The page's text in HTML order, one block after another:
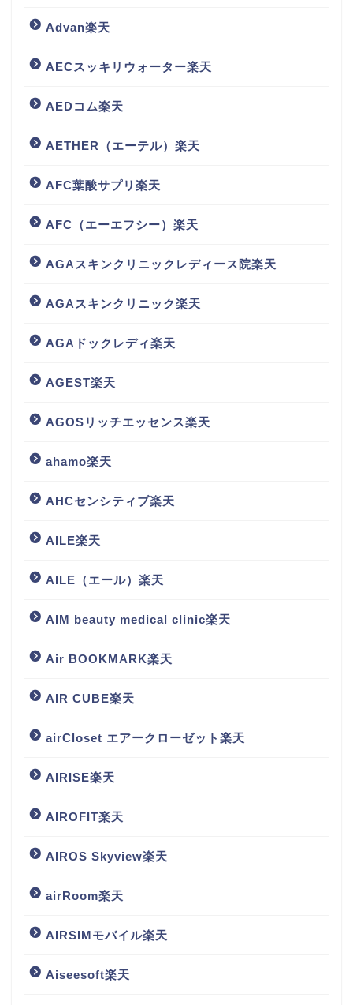
Advan楽天
AECスッキリウォーター楽天
AEDコム楽天
AETHER（エーテル）楽天
AFC葉酸サプリ楽天
AFC（エーエフシー）楽天
AGAスキンクリニックレディース院楽天
AGAスキンクリニック楽天
AGAドックレディ楽天
AGEST楽天
AGOSリッチエッセンス楽天
ahamo楽天
AHCセンシティブ楽天
AILE楽天
AILE（エール）楽天
AIM beauty medical clinic楽天
Air BOOKMARK楽天
AIR CUBE楽天
airCloset エアークローゼット楽天
AIRISE楽天
AIROFIT楽天
AIROS Skyview楽天
airRoom楽天
AIRSIMモバイル楽天
Aiseesoft楽天